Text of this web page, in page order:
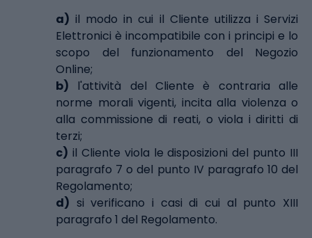
a) il modo in cui il Cliente utilizza i Servizi
Elettronici è incompatibile con i principi e lo
scopo del funzionamento del Negozio
Online;
b) l'attività del Cliente è contraria alle
norme morali vigenti, incita alla violenza o
alla commissione di reati, o viola i diritti di
terzi;
c) il Cliente viola le disposizioni del punto III
paragrafo 7 o del punto IV paragrafo 10 del
Regolamento;
d) si verificano i casi di cui al punto XIII
paragrafo 1 del Regolamento.